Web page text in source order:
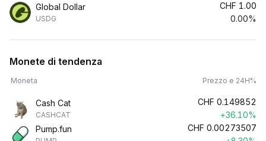
Global Dollar
USDG
CHF 1.00
0.00%
Monete di tendenza
Moneta Prezzo e 24H%
Cash Cat
CASHCAT
CHF 0.149852
+36.10%
Pump.fun
CHF 0.00273507